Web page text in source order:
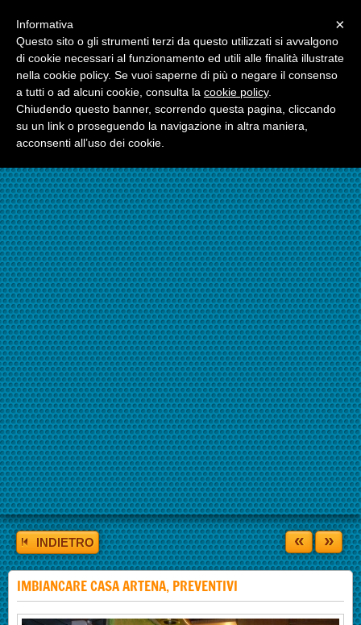
☎324.7403485
INDIETRO « »
IMBIANCARE CASA ARTENA, PREVENTIVI
×
Informativa
Questo sito o gli strumenti terzi da questo utilizzati si avvalgono
di cookie necessari al funzionamento ed utili alle finalità illustrate
nella cookie policy. Se vuoi saperne di più o negare il consenso
a tutti o ad alcuni cookie, consulta la cookie policy.
Chiudendo questo banner, scorrendo questa pagina, cliccando
su un link o proseguendo la navigazione in altra maniera,
acconsenti all’uso dei cookie.